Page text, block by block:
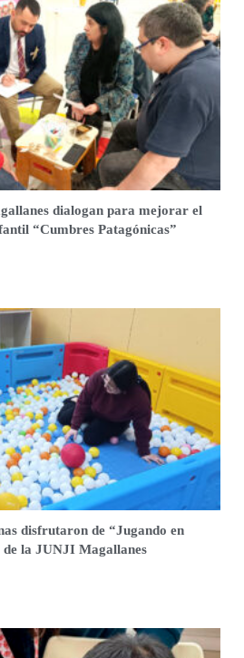
dialogan para mejorar el
“Cumbres Patagónicas”
disfrutaron de “Jugando en
la JUNJI Magallanes